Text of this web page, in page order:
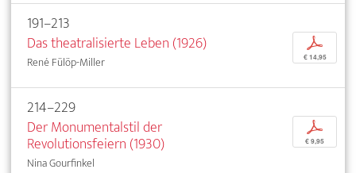
191–213
Das theatralisierte Leben (1926)
René Fülöp-Miller
p
€ 14,95
214–229
Der Monumentalstil der
Revolutionsfeiern (1930)
Nina Gourfinkel
p
€ 9,95